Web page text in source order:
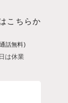
こちらか
話無料)
は休業